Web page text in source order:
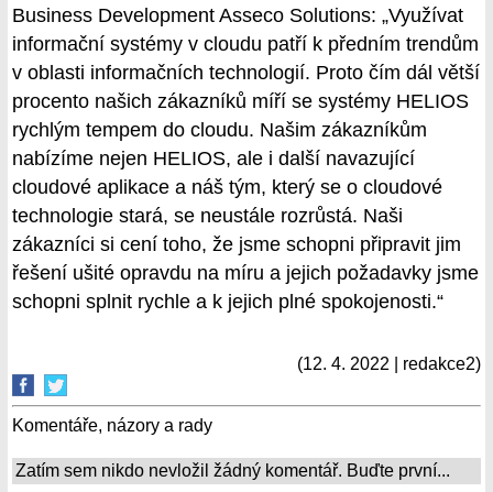
Business Development Asseco Solutions: „Využívat
informační systémy v cloudu patří k předním trendům
v oblasti informačních technologií. Proto čím dál větší
procento našich zákazníků míří se systémy HELIOS
rychlým tempem do cloudu. Našim zákazníkům
nabízíme nejen HELIOS, ale i další navazující
cloudové aplikace a náš tým, který se o cloudové
technologie stará, se neustále rozrůstá. Naši
zákazníci si cení toho, že jsme schopni připravit jim
řešení ušité opravdu na míru a jejich požadavky jsme
schopni splnit rychle a k jejich plné spokojenosti.“
(12. 4. 2022 | redakce2)
Komentáře, názory a rady
Zatím sem nikdo nevložil žádný komentář. Buďte první...